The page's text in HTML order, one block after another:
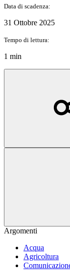
Data di scadenza:
31 Ottobre 2025
Tempo di lettura:
1 min
Argomenti
Acqua
Agricoltura